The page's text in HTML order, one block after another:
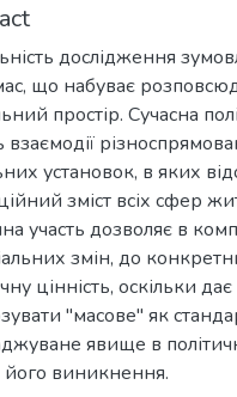
дослідження
що набуває
простір. Сучасна
взаємодії
установок, в яких
зміст всіх сфер
участь дозволяє в
змін, до
цінність, оскільки
"масове" як
явище в
виникнення.